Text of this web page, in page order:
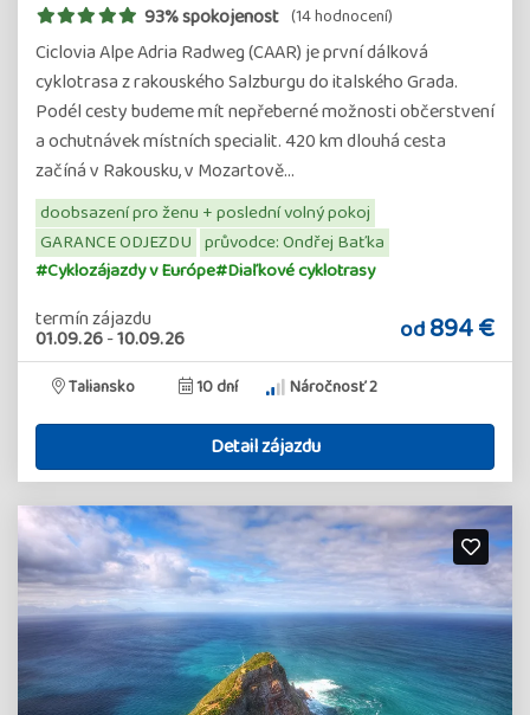
93% spokojenost (14 hodnocení)
Ciclovia Alpe Adria Radweg (CAAR) je první dálková
cyklotrasa z rakouského Salzburgu do italského Grada.
Podél cesty budeme mít nepřeberné možnosti občerstvení
a ochutnávek místních specialit. 420 km dlouhá cesta
začíná v Rakousku, v Mozartově…
doobsazení pro ženu + poslední volný pokoj
GARANCE ODJEZDU průvodce: Ondřej Baťka
#Cyklozájazdy v Európe#Diaľkové cyklotrasy
termín zájazdu
01.09.26-10.09.26 od894 €
Taliansko 10 dní Náročnosť 2
Detail zájazdu